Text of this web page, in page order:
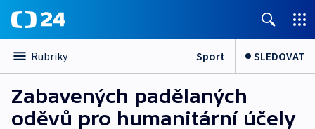
Rubriky Sport SLEDOVAT
Zabavených padělaných
oděvů pro humanitární účely